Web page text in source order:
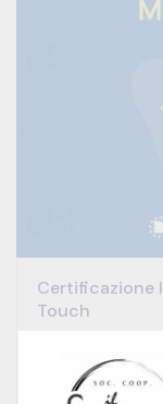
Certificazione
Touch
Centro